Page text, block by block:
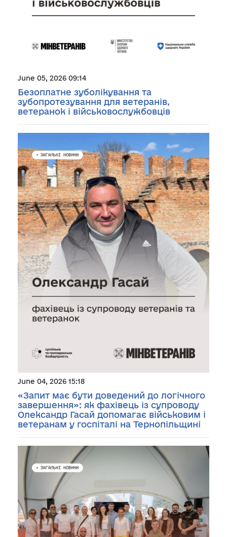
June 05, 2026 09:14
Безоплатне зуболікування та
зубопротезування для ветеранів,
ветеранок і військовослужбовців
June 04, 2026 15:18
«Запит має бути доведений до логічного
завершення»: як фахівець із супроводу
Олександр Гасай допомагає військовим і
ветеранам у госпіталі на Тернопільщині